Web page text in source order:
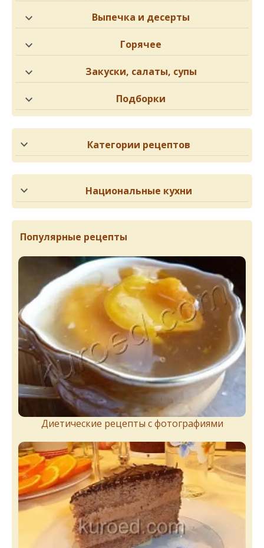
Выпечка и десерты
Горячее
Закуски, салаты, супы
Подборки
Категории рецептов
Национальные кухни
Популярные рецепты
Диетические рецепты с фотографиями